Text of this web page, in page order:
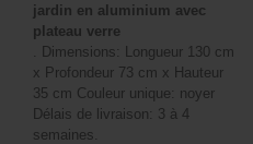
jardin en aluminium avec
plateau verre
. Dimensions: Longueur 130 cm
x Profondeur 73 cm x Hauteur
35 cm Couleur unique: noyer
Délais de livraison: 3 à 4
semaines.